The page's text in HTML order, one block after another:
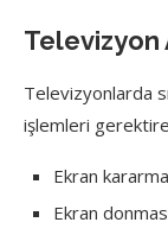
Televizyon
Televizyonlarda
işlemleri
Ekran
Ekran